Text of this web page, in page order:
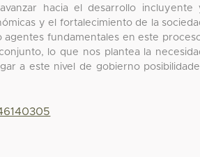
hacia el desarrollo incluyente
y el fortalecimiento de la
agentes fundamentales en este
lo que nos plantea la
a este nivel de gobierno